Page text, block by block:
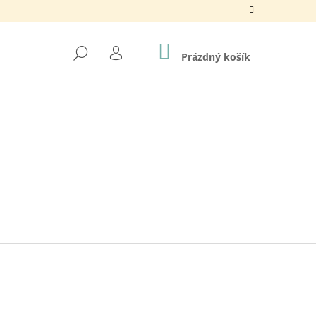
HLEDAT
PŘIHLÁŠENÍ
NÁKUPNÍ
KOŠÍK
Prázdný košík